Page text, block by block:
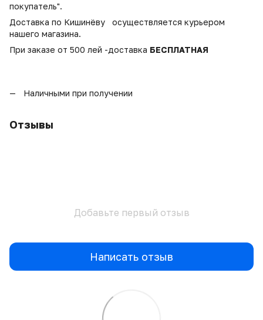
покупатель".
Доставка по Кишинёву осуществляется курьером
нашего магазина.
При заказе от 500 лей -доставка БЕСПЛАТНАЯ
Наличными при получении
Отзывы
Добавьте первый отзыв
Написать отзыв